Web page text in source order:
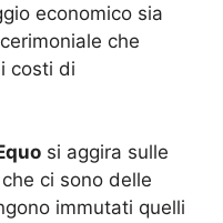
economico sia
che
costi di
si aggira sulle
ci sono delle
immutati quelli